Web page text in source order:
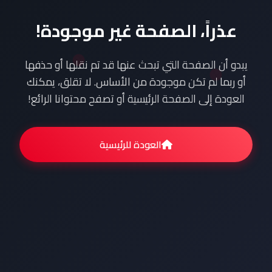
عذراً، الصفحة غير موجودة!
يبدو أن الصفحة التي تبحث عنها قد تم نقلها أو حذفها
أو ربما لم تكن موجودة من الأساس. لا تقلق، يمكنك
العودة إلى الصفحة الرئيسية أو تصفح محتوانا الرائع!
العودة للرئيسية